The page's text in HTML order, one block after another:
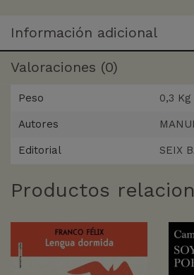
Información adicional
Valoraciones (0)
Peso 0,3 Kg
Autores
Editorial SEIX
Productos